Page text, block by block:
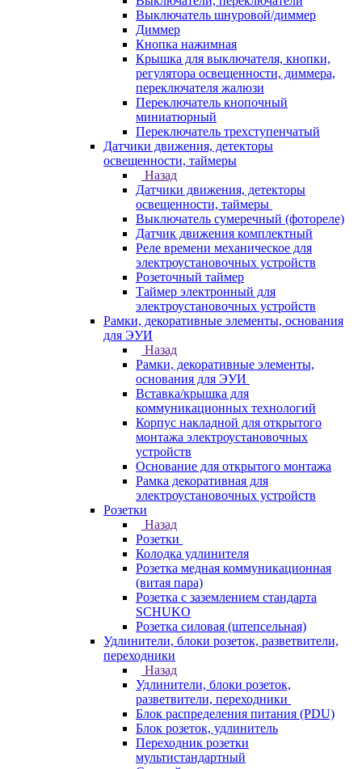
Выключатель шнуровой/диммер
Диммер
Кнопка нажимная
Крышка для выключателя, кнопки,
регулятора освещенности, диммера,
переключателя жалюзи
Переключатель кнопочный
миниатюрный
Переключатель трехступенчатый
Датчики движения, детекторы
освещенности, таймеры
Назад
Датчики движения, детекторы
освещенности, таймеры
Выключатель сумеречный (фотореле)
Датчик движения комплектный
Реле времени механическое для
электроустановочных устройств
Розеточный таймер
Таймер электронный для
электроустановочных устройств
Рамки, декоративные элементы, основания
для ЭУИ
Назад
Рамки, декоративные элементы,
основания для ЭУИ
Вставка/крышка для
коммуникационных технологий
Корпус накладной для открытого
монтажа электроустановочных
устройств
Основание для открытого монтажа
Рамка декоративная для
электроустановочных устройств
Розетки
Назад
Розетки
Колодка удлинителя
Розетка медная коммуникационная
(витая пара)
Розетка с заземлением стандарта
SCHUKO
Розетка силовая (штепсельная)
Удлинители, блоки розеток, разветвители,
переходники
Назад
Удлинители, блоки розеток,
разветвители, переходники
Блок распределения питания (PDU)
Блок розеток, удлинитель
Переходник розетки
мультистандартный